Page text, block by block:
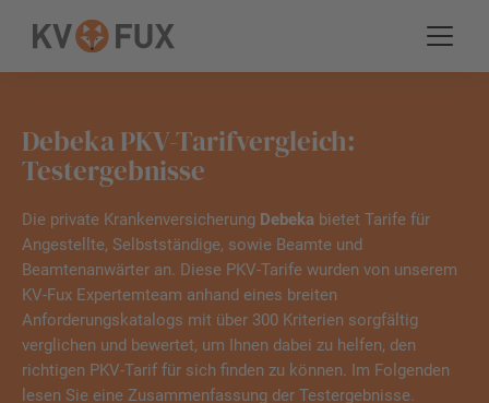
Debeka PKV-Tarifvergleich:
Testergebnisse
Die private Krankenversicherung Debeka bietet Tarife für
Angestellte, Selbstständige, sowie Beamte und
Beamtenanwärter an. Diese PKV-Tarife wurden von unserem
KV-Fux Expertemteam anhand eines breiten
Anforderungskatalogs mit über 300 Kriterien sorgfältig
verglichen und bewertet, um Ihnen dabei zu helfen, den
richtigen PKV-Tarif für sich finden zu können. Im Folgenden
lesen Sie eine Zusammenfassung der Testergebnisse.